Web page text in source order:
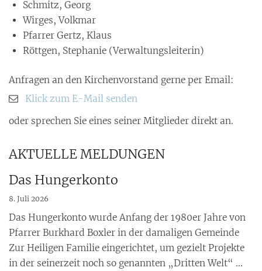
Schmitz, Georg
Wirges, Volkmar
Pfarrer Gertz, Klaus
Röttgen, Stephanie (Verwaltungsleiterin)
Anfragen an den Kirchenvorstand gerne per Email:
Klick zum E-Mail senden
oder sprechen Sie eines seiner Mitglieder direkt an.
AKTUELLE MELDUNGEN
Das Hungerkonto
8. Juli 2026
Das Hungerkonto wurde Anfang der 1980er Jahre von
Pfarrer Burkhard Boxler in der damaligen Gemeinde
Zur Heiligen Familie eingerichtet, um gezielt Projekte
in der seinerzeit noch so genannten „Dritten Welt“ ...